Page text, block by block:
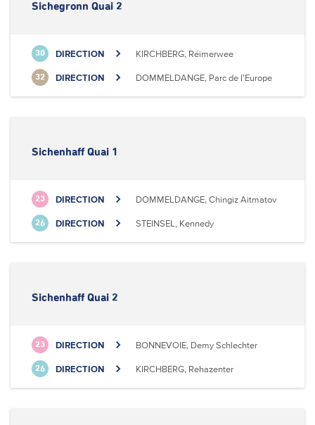
Sichegronn Quai 2
30 DIRECTION KIRCHBERG, Réimerwee
32 DIRECTION DOMMELDANGE, Parc de l'Europe
Sichenhaff Quai 1
23 DIRECTION DOMMELDANGE, Chingiz Aitmatov
26 DIRECTION STEINSEL, Kennedy
Sichenhaff Quai 2
23 DIRECTION BONNEVOIE, Demy Schlechter
26 DIRECTION KIRCHBERG, Rehazenter